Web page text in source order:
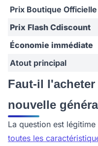
Prix Boutique
Prix Flash Cdiscount
Économie immédiate
Atout principal
Faut-il
nouvelle
La question est légitime
toutes les